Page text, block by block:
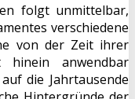
folgt unmittelbar,
verschiedene
von der Zeit ihrer
anwendbar
die Jahrtausende